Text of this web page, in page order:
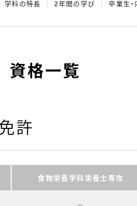
学科の特長 2年間の学び 卒業生
資格一覧
許
食物栄養学科栄養士専攻